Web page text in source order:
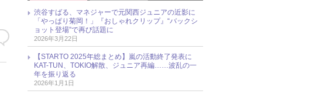
渋谷すばる、マネジャーで元関西ジュニアの近影に
「やっぱり菊岡！」『おしゃれクリップ』“バックシ
ョット登場”で再び話題に
2026年3月22日
【STARTO 2025年総まとめ】嵐の活動終了発表に
KAT-TUN、TOKIO解散、ジュニア再編……波乱の一
年を振り返る
2026年1月1日